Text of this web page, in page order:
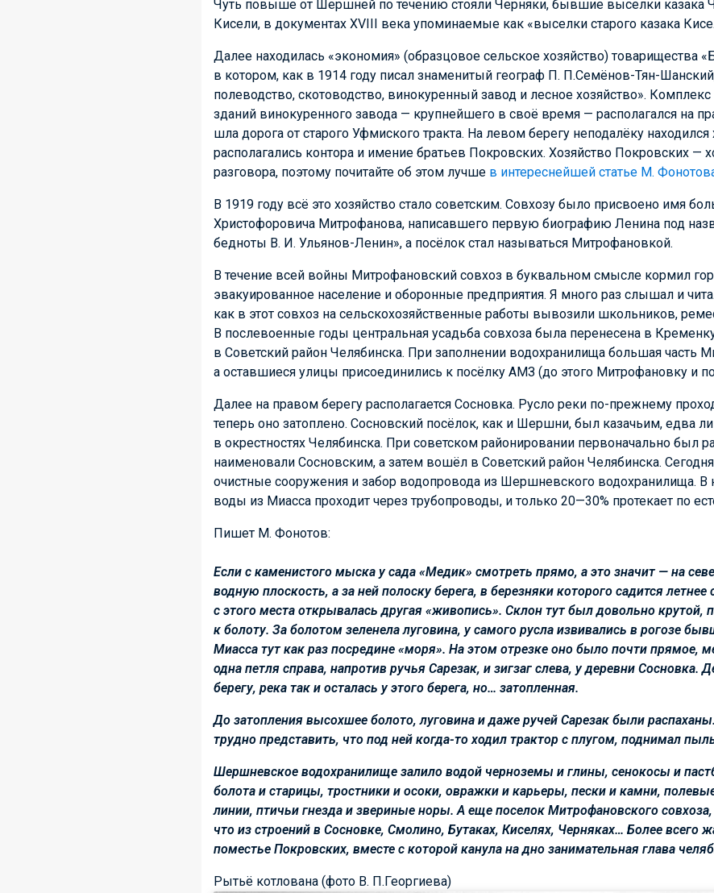
Чуть повыше от Шершней по течению стояли Черняки, бывшие выселки
Кисели, в документах XVIII века упоминаемые как «выселки старого казака
Далее находилась «экономия» (образцовое сельское хозяйство) товарищества
в котором, как в 1914 году писал знаменитый географ П. П.Семёнов-Тян-
полеводство, скотоводство, винокуренный завод и лесное хозяйство».
зданий винокуренного завода — крупнейшего в своё время — располагался на
шла дорога от старого Уфмиского тракта. На левом берегу неподалёку
располагались контора и имение братьев Покровских. Хозяйство Покровских —
разговора, поэтому почитайте об этом лучше в интереснейшей статье М.
В 1919 году всё это хозяйство стало советским. Совхозу было присвоено имя
Христофоровича Митрофанова, написавшего первую биографию Ленина под
бедноты В. И. Ульянов-Ленин», а посёлок стал называться Митрофановкой.
В течение всей войны Митрофановский совхоз в буквальном смысле кормил
эвакуированное население и оборонные предприятия. Я много раз слышал и
как в этот совхоз на сельскохозяйственные работы вывозили школьников,
В послевоенные годы центральная усадьба совхоза была перенесена в
в Советский район Челябинска. При заполнении водохранилища большая часть
а оставшиеся улицы присоединились к посёлку АМЗ (до этого Митрофановку и
Далее на правом берегу располагается Сосновка. Русло реки по-прежнему
теперь оно затоплено. Сосновский посёлок, как и Шершни, был казачьим, едва
в окрестностях Челябинска. При советском районировании первоначально был
наименовали Сосновским, а затем вошёл в Советский район Челябинска.
очистные сооружения и забор водопровода из Шершневского водохранилища. В
воды из Миасса проходит через трубопроводы, и только 20—30% протекает по
Пишет М. Фонотов:
Если с каменистого мыска у сада «Медик» смотреть прямо, а это значит — на
водную плоскость, а за ней полоску берега, в березняки которого садится
с этого места открывалась другая «живопись». Склон тут был довольно крутой,
к болоту. За болотом зеленела луговина, у самого русла извивались в рогозе
Миасса тут как раз посредине «моря». На этом отрезке оно было почти прямое,
одна петля справа, напротив ручья Сарезак, и зигзаг слева, у деревни Сосновка.
берегу, река так и осталась у этого берега, но… затопленная.
До затопления высохшее болото, луговина и даже ручей Сарезак были
трудно представить, что под ней когда-то ходил трактор с плугом, поднимал
Шершневское водохранилище залило водой черноземы и глины, сенокосы и
болота и старицы, тростники и осоки, овражки и карьеры, пески и камни,
линии, птичьи гнезда и звериные норы. А еще поселок Митрофановского
что из строений в Сосновке, Смолино, Бутаках, Киселях, Черняках… Более
поместье Покровских, вместе с которой канула на дно занимательная глава
Рытьё котлована (фото В. П.Георгиева)